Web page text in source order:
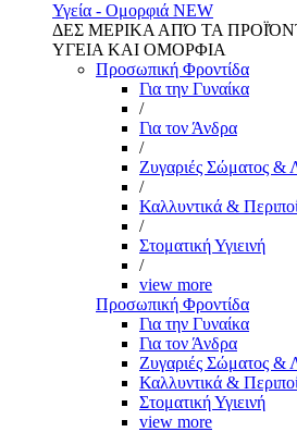
Υγεία - Ομορφιά NEW
ΔΕΣ ΜΕΡΙΚΑ ΑΠΌ ΤΑ
ΥΓΕΙΑ ΚΑΙ ΟΜΟΡΦΙΑ
Προσωπική Φροντίδα
Για την Γυναίκα
/
Για τον Άνδρα
/
Ζυγαριές Σώματος &
/
Καλλυντικά &
/
Στοματική Υγιεινή
/
view more
Προσωπική Φροντίδα
Για την Γυναίκα
Για τον Άνδρα
Ζυγαριές Σώματος &
Καλλυντικά &
Στοματική Υγιεινή
view more